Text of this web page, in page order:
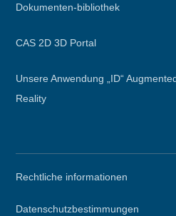
Dokumenten-bibliothek
CAS 2D 3D Portal
Unsere Anwendung „ID“
Reality
Rechtliche informationen
Datenschutzbestimmungen